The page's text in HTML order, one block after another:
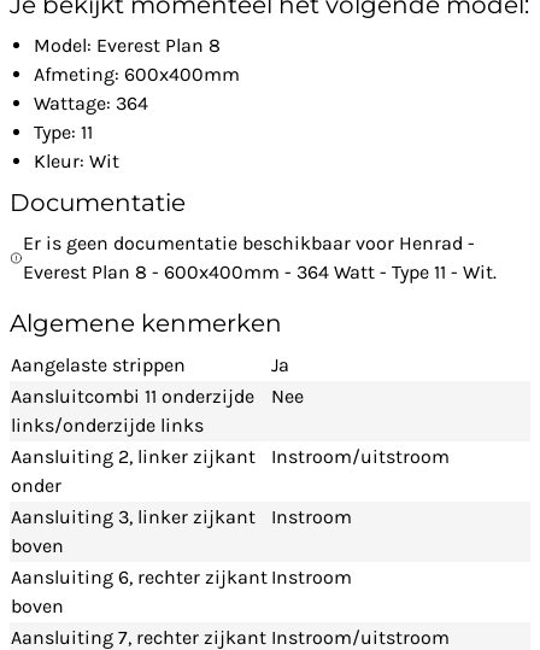
Model: Everest Plan 8
Afmeting: 600x400mm
Wattage: 364
Type: 11
Kleur: Wit
Documentatie
Er is geen documentatie beschikbaar voor Henrad -
Everest Plan 8 - 600x400mm - 364 Watt - Type 11 - Wit.
Algemene kenmerken
Aangelaste strippen
Ja
Aansluitcombi 11 onderzijde
links/onderzijde links
Nee
Aansluiting 2, linker zijkant
onder
Instroom/uitstroom
Aansluiting 3, linker zijkant
boven
Instroom
Aansluiting 6, rechter zijkant
boven
Instroom
Aansluiting 7, rechter zijkant Instroom/uitstroom